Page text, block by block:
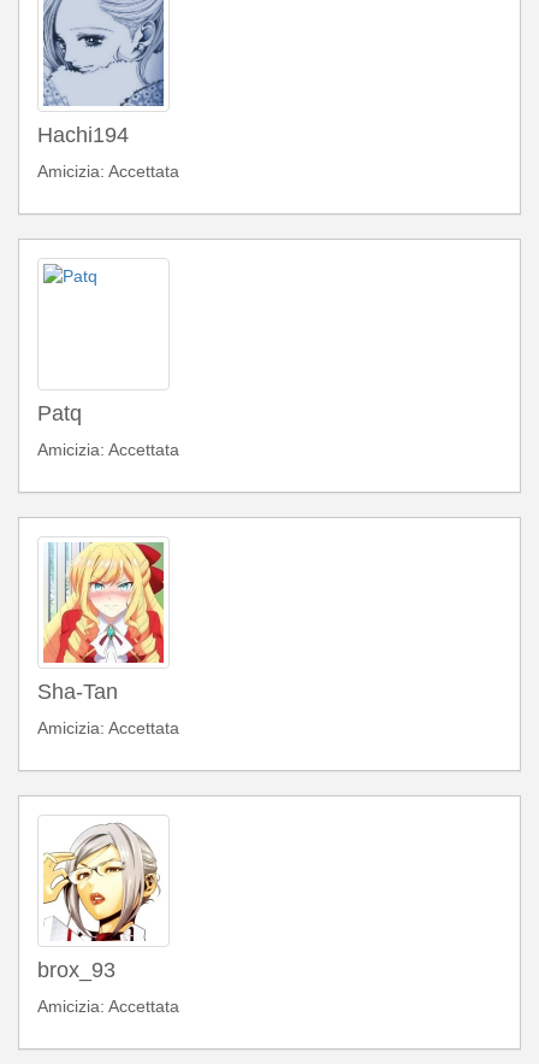
Hachi194
Amicizia: Accettata
Patq
Amicizia: Accettata
Sha-Tan
Amicizia: Accettata
brox_93
Amicizia: Accettata